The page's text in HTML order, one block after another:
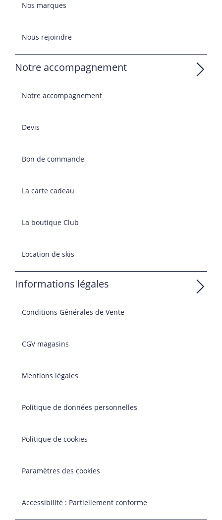
Nos marques
Nous rejoindre
Notre accompagnement
Notre accompagnement
Devis
Bon de commande
La carte cadeau
La boutique Club
Location de skis
Informations légales
Conditions Générales de Vente
CGV magasins
Mentions légales
Politique de données personnelles
Politique de cookies
Paramètres des cookies
Accessibilité : Partiellement conforme